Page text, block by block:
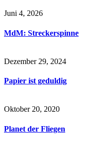
Juni 4, 2026
MdM: Streckerspinne
Dezember 29, 2024
Papier ist geduldig
Oktober 20, 2020
Planet der Fliegen